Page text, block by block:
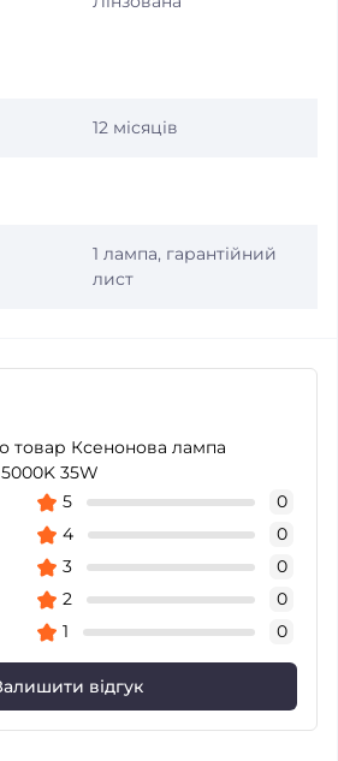
12 місяців
1 лампа, гарантійний
лист
товар Ксенонова лампа
35W
5
0
4
0
3
0
2
0
1
0
відгук